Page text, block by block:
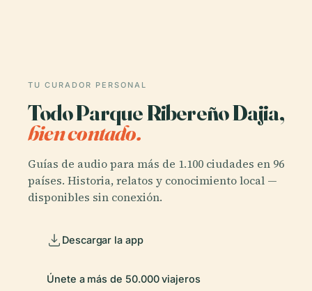
TU CURADOR PERSONAL
Todo Parque Ribereño Dajia,
bien contado.
Guías de audio para más de 1.100 ciudades en 96
países. Historia, relatos y conocimiento local —
disponibles sin conexión.
Descargar la app
Únete a más de 50.000 viajeros